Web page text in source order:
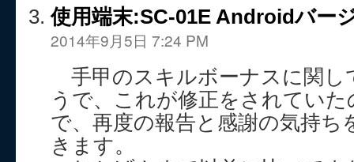
使用端末:SC-01E Androidバー
2014年9月5日 7:24 PM
手甲のスキルボーナスに関し
うで、これが修正をされてい
で、再度の報告と感謝の気持ち
きます。